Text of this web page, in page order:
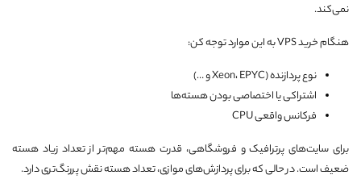
نمی‌کند.
هنگام خرید VPS به این موارد توجه کن:
نوع پردازنده (Xeon، EPYC و …)
اشتراکی یا اختصاصی بودن هسته‌ها
فرکانس واقعی CPU
برای سایت‌های پرترافیک و فروشگاهی، قدرت هسته مهم‌تر از تعداد زیاد هسته
ضعیف است. در حالی که برای پردازش‌های موازی، تعداد هسته نقش پررنگ‌تری دارد.